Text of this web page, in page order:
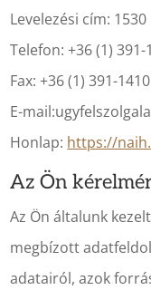
Levelezési cím:
Telefon: +36 (1) 391-
Fax: +36 (1) 391-1410
E-
Honlap: https://
Az Ön
Az Ön általunk
megbízott
adatairól, azok